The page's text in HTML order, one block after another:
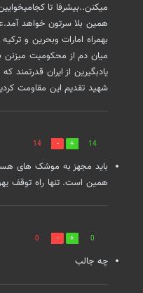
میکنن..بیشرفا تا
همین بلا سرتون خواهد
بهمراه امارات وبحرین و
میان دم از محکومیت میزنن
یادبگیرین از ایران قدرتمند
شهید تقدیم این مقاومت
14
14
باید مجهز به موشک های
همین است. تنها راه توقف
0
0
چه جالب